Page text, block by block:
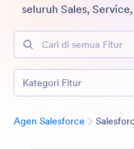
seluruh Sales,
Cari di semua Fitur
Agen Salesforce
Kategori Fitur